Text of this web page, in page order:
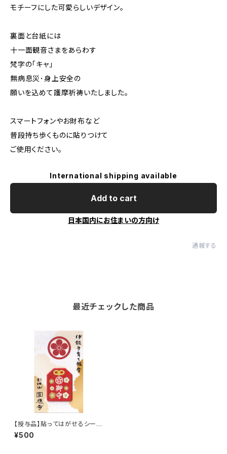
モチーフにした可愛らしいデザイン。
裏面と台紙には
十一面観音さまをあらわす
梵字の｢キャ｣
無病息災･身上安全の
願いを込めて護摩祈祷いたしました。
スマートフォンやお財布など
普段持ち歩くものに貼りつけて
ご使用ください。
International shipping available
Add to cart
日本国内にお住まいの方向け
通報する
最近チェックした商品
【授与品】貼ってはがせるシール
御守り
¥500